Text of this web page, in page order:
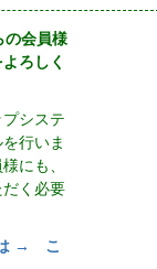
会員様
ろしく
システ
行いま
にも、
く必要
は → こ